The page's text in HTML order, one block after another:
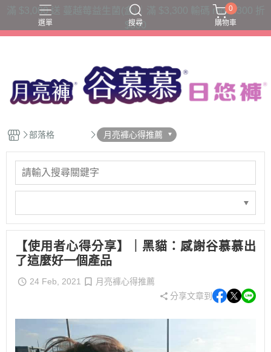
選單 搜尋
三片衛生棉吸收量 六片衛生棉吸收量 夜用款
護墊內褲
0
購物車
部落格 月亮褲心得推薦
【使用者心得分享】｜黑貓：感謝谷慕慕出
了這麼好一個產品
24 Feb, 2021
月亮褲心得推薦
分享文章到
滿 $3,000 送 蔓越莓益生菌(盒)｜滿 $3,300 輸碼 moon300 折
$300